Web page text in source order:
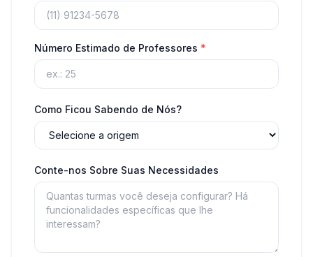
Número Estimado de Professores *
Como Ficou Sabendo de Nós?
Conte-nos Sobre Suas Necessidades